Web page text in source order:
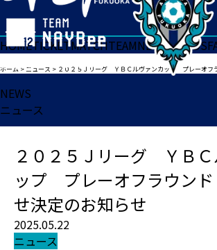
HOMETICKETMATCHTEAMNEWSGOODS
ホーム >ニュース > ２０２５Ｊリーグ ＹＢＣルヴァンカップ プレーオフラ
NEWS
ニュース
２０２５Ｊリーグ ＹＢＣ
ップ プレーオフラウン
せ決定のお知らせ
2025.05.22
ニュース